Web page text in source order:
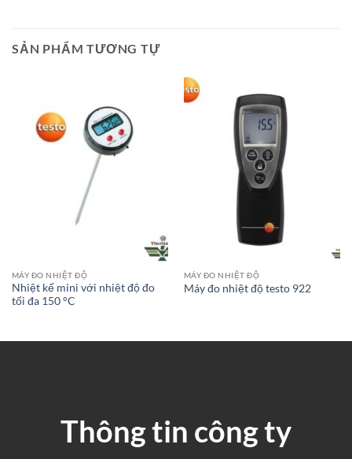
SẢN PHẨM TƯƠNG TỰ
MÁY ĐO NHIỆT ĐỘ
Nhiệt kế mini với nhiệt độ đo
tối đa 150 °C
MÁY ĐO NHIỆT ĐỘ
Máy đo nhiệt độ testo 922
Thông tin công ty